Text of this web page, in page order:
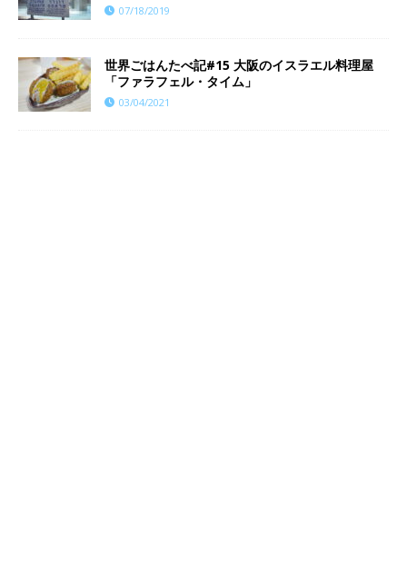
07/18/2019
世界ごはんたべ記#15 大阪のイスラエル料理屋
「ファラフェル・タイム」
03/04/2021